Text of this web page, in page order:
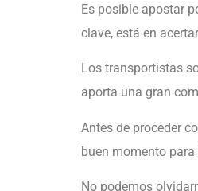
Es posible apostar
clave, está en
Los transportistas
aporta una gran
Antes de proceder
buen momento
No podemos